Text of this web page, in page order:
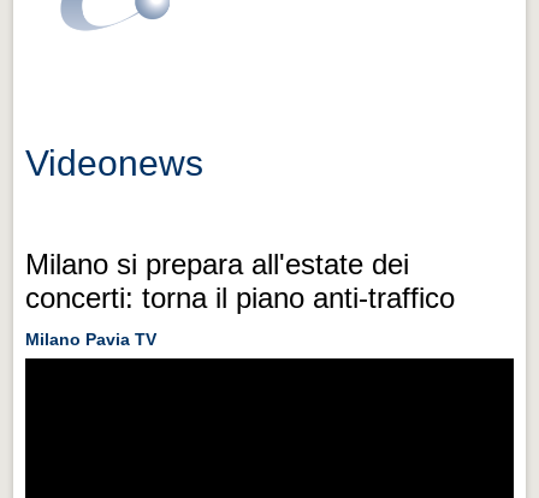
Videonews
Milano si prepara all'estate dei
concerti: torna il piano anti-traffico
Milano Pavia TV